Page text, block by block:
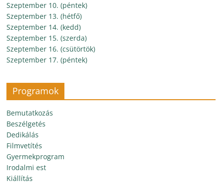
Szeptember 10. (péntek)
Szeptember 13. (hétfő)
Szeptember 14. (kedd)
Szeptember 15. (szerda)
Szeptember 16. (csütörtök)
Szeptember 17. (péntek)
Programok
Bemutatkozás
Beszélgetés
Dedikálás
Filmvetítés
Gyermekprogram
Irodalmi est
Kiállítás